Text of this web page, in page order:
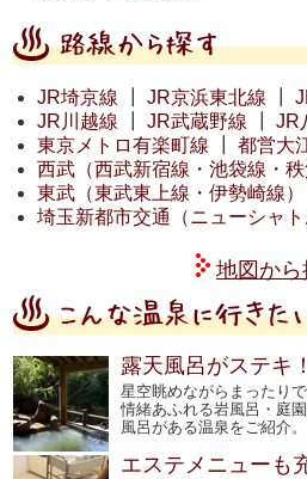
JR埼京線 ┃JR京浜東北線 ┃
JR川越線 ┃JR武蔵野線 ┃JR
東京メトロ有楽町線 ┃都営大
西武（西武新宿線・池袋線・秩
東武（東武東上線・伊勢崎線）
埼玉新都市交通（ニューシャト
地図から
露天風呂がステキ！
星空眺めながらまったり
情緒あふれる岩風呂・庭
風呂がある温泉をご紹介。
エステメニューも